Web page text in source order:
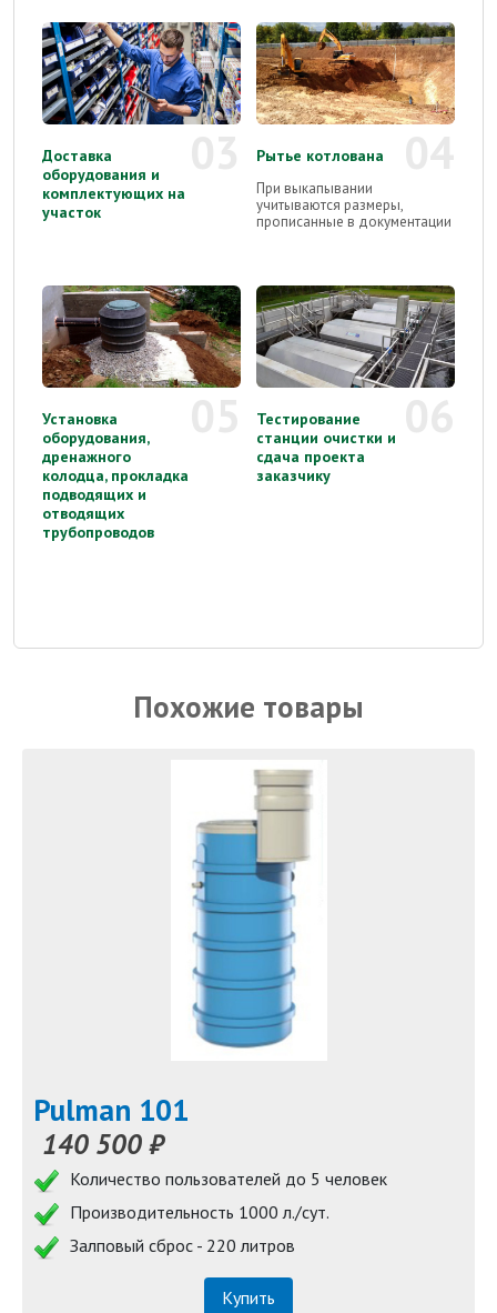
Доставка
оборудования и
комплектующих на
участок
Рытье котлована
При выкапывании
учитываются размеры,
прописанные в документации
Установка
оборудования,
дренажного
колодца, прокладка
подводящих и
отводящих
трубопроводов
Тестирование
станции очистки и
сдача проекта
заказчику
Похожие товары
Pulman 101
140 500 ₽
Количество пользователей до 5 человек
Производительность 1000 л./сут.
Залповый сброс - 220 литров
Купить